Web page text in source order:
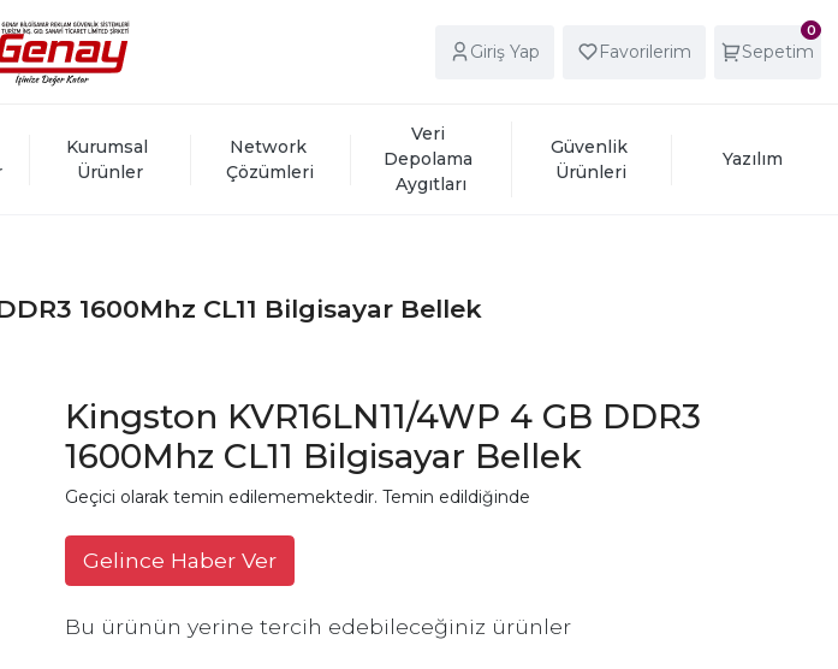
Giriş Yap Favorilerim
0
Sepetim
Kurumsal
Ürünler
Network
Çözümleri
Veri
Depolama
Aygıtları
Güvenlik
Ürünleri
Yazılım
1600Mhz CL11 Bilgisayar Bellek
Kingston KVR16LN11/4WP 4 GB DDR3
1600Mhz CL11 Bilgisayar Bellek
Geçici olarak temin edilememektedir. Temin edildiğinde
Gelince Haber Ver
Bu ürünün yerine tercih edebileceğiniz ürünler